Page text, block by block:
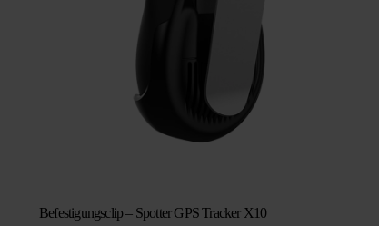
Befestigungsclip – Spotter GPS Tracker X10